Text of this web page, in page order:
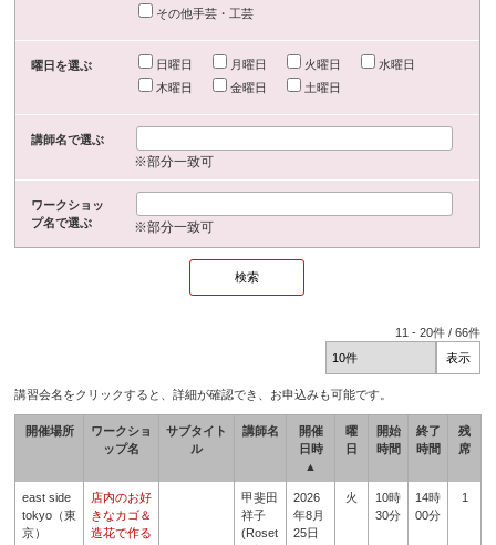
その他手芸・工芸
曜日を選ぶ 日曜日 月曜日 火曜日
水曜日
木曜日
金曜日 土曜日
講師名で選ぶ
※部分一致可
ワークショッ
プ名で選ぶ
※部分一致可
11 -20件 /66件
講習会名をクリックすると、詳細が確認でき、お申込みも可能です。
開催場所
ワークショ
ップ名
サブタイト
ル
講師名
開催
日時
▲
曜
日
開始
時間
終了
時間
残
席
east side
tokyo（東
京）
店内のお好
きなカゴ＆
造花で作る
甲斐田
祥子
(Roset
2026
年8月
25日
火
10時
30分
14時
00分
1